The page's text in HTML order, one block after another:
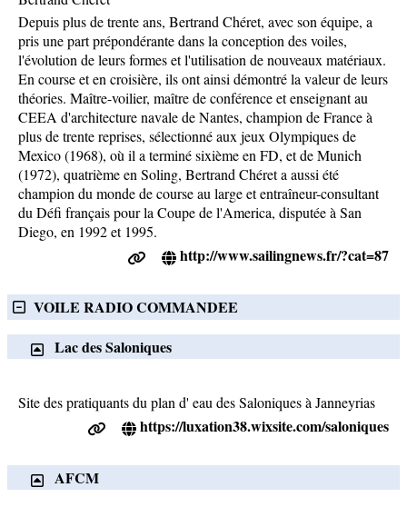
Depuis plus de trente ans, Bertrand Chéret, avec son équipe, a
pris une part prépondérante dans la conception des voiles,
l'évolution de leurs formes et l'utilisation de nouveaux matériaux.
En course et en croisière, ils ont ainsi démontré la valeur de leurs
théories. Maître-voilier, maître de conférence et enseignant au
CEEA d'architecture navale de Nantes, champion de France à
plus de trente reprises, sélectionné aux jeux Olympiques de
Mexico (1968), où il a terminé sixième en FD, et de Munich
(1972), quatrième en Soling, Bertrand Chéret a aussi été
champion du monde de course au large et entraîneur-consultant
du Défi français pour la Coupe de l'America, disputée à San
Diego, en 1992 et 1995.
http://www.sailingnews.fr/?cat=87
VOILE RADIO COMMANDEE
Lac des Saloniques
Site des pratiquants du plan d' eau des Saloniques à Janneyrias
https://luxation38.wixsite.com/saloniques
AFCM